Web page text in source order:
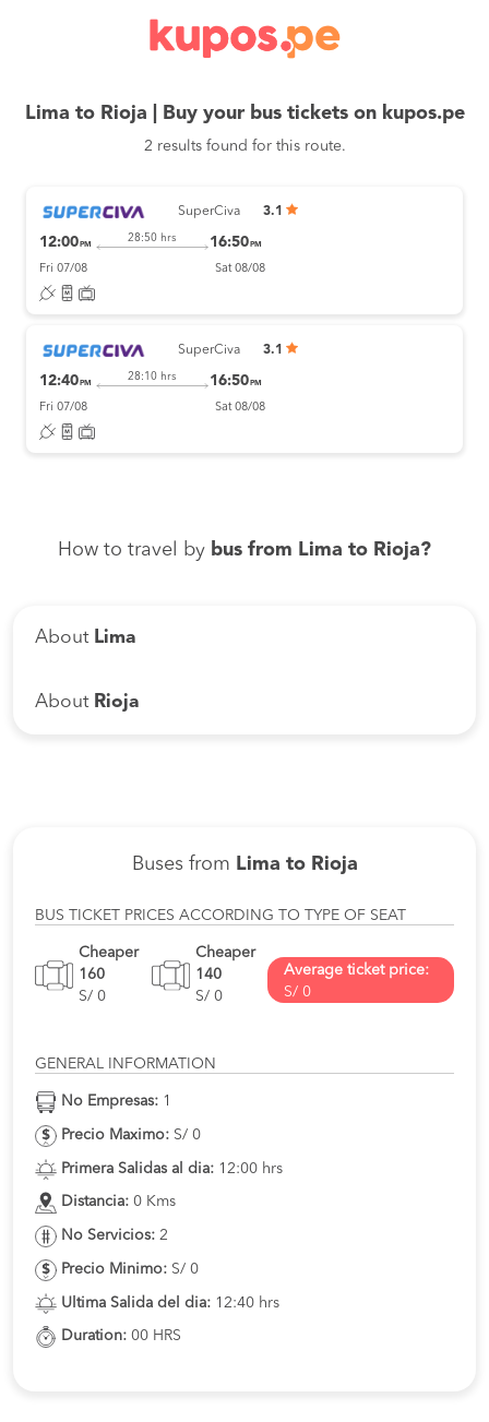
Lima to Rioja | Buy your bus tickets on kupos.pe
2 results found for this route.
SuperCiva 3.1
12:00 PM
28:50 hrs 16:50 PM
Fri 07/08 Sat 08/08
SuperCiva 3.1
12:40 PM
28:10 hrs 16:50 PM
Fri 07/08 Sat 08/08
How to travel by bus from Lima to Rioja?
About Lima
About Rioja
Buses from Lima to Rioja
BUS TICKET PRICES ACCORDING TO TYPE OF SEAT
Cheaper
160
S/ 0
Cheaper
140
S/ 0
Average ticket price:
S/ 0
GENERAL INFORMATION
No Empresas: 1
Precio Maximo: S/ 0
Primera Salidas al dia: 12:00 hrs
Distancia: 0 Kms
No Servicios: 2
Precio Minimo: S/ 0
Ultima Salida del dia: 12:40 hrs
Duration: 00 HRS